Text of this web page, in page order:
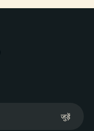
जुड़ें